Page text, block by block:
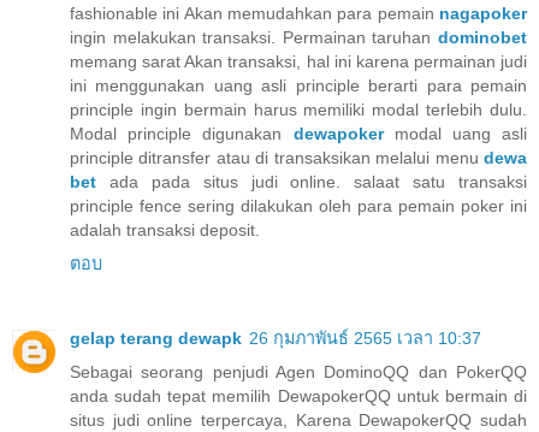
fashionable ini Akan memudahkan para pemain nagapoker
ingin melakukan transaksi. Permainan taruhan dominobet
memang sarat Akan transaksi, hal ini karena permainan judi
ini menggunakan uang asli principle berarti para pemain
principle ingin bermain harus memiliki modal terlebih dulu.
Modal principle digunakan dewapokermodal uang asli
principle ditransfer atau di transaksikan melalui menu dewa
bet ada pada situs judi online. salaat satu transaksi
principle fence sering dilakukan oleh para pemain poker ini
adalah transaksi deposit.
ตอบ
gelap terang dewapk 26 กุมภาพันธ์ 2565 เวลา 10:37
Sebagai seorang penjudi Agen DominoQQ dan PokerQQ
anda sudah tepat memilih DewapokerQQ untuk bermain di
situs judi online terpercaya, Karena DewapokerQQ sudah